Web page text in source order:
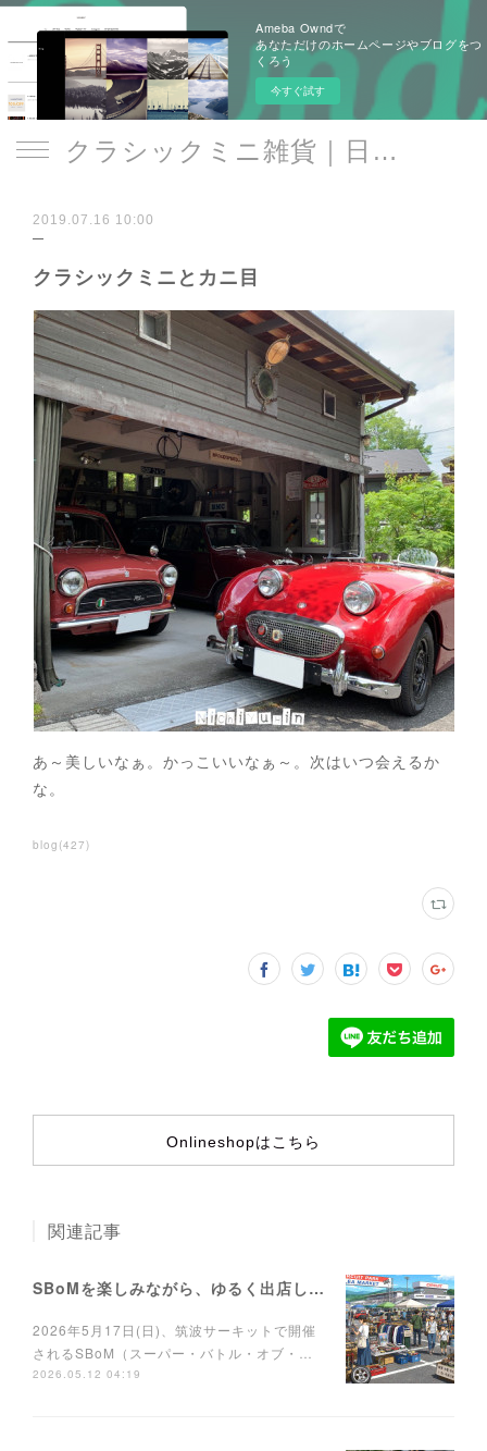
Ameba Owndで
あなただけのホームページやブログをつ
くろう
今すぐ試す
クラシックミニ雑貨｜日遊品 トミー1号2号
2019.07.16 10:00
クラシックミニとカニ目
あ～美しいなぁ。かっこいいなぁ～。次はいつ会えるか
な。
blog (427)
Onlineshopはこちら
関連記事
SBoMを楽しみながら、ゆるく出店しませんか？
2026年5月17日(日)、筑波サーキットで開催
されるSBoM（スーパー・バトル・オブ・…
2026.05.12 04:19